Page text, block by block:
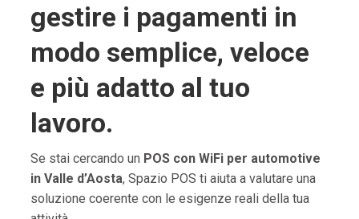
gestire i pagamenti in
modo semplice, veloce
e più adatto al tuo
lavoro.
Se stai cercando un POS con WiFi per automotive
in Valle d’Aosta, Spazio POS ti aiuta a valutare una
soluzione coerente con le esigenze reali della tua